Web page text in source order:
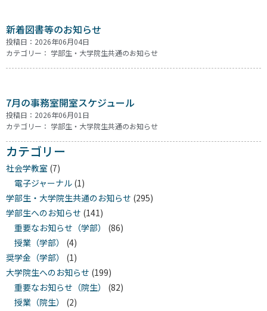
新着図書等のお知らせ
投稿日：2026年06月04日
カテゴリー： 学部生・大学院生共通のお知らせ
7月の事務室開室スケジュール
投稿日：2026年06月01日
カテゴリー： 学部生・大学院生共通のお知らせ
カテゴリー
社会学教室 (7)
電子ジャーナル (1)
学部生・大学院生共通のお知らせ (295)
学部生へのお知らせ (141)
重要なお知らせ（学部）
(86)
授業（学部）
(4)
奨学金（学部）
(1)
大学院生へのお知らせ (199)
重要なお知らせ（院生）
(82)
授業（院生）
(2)